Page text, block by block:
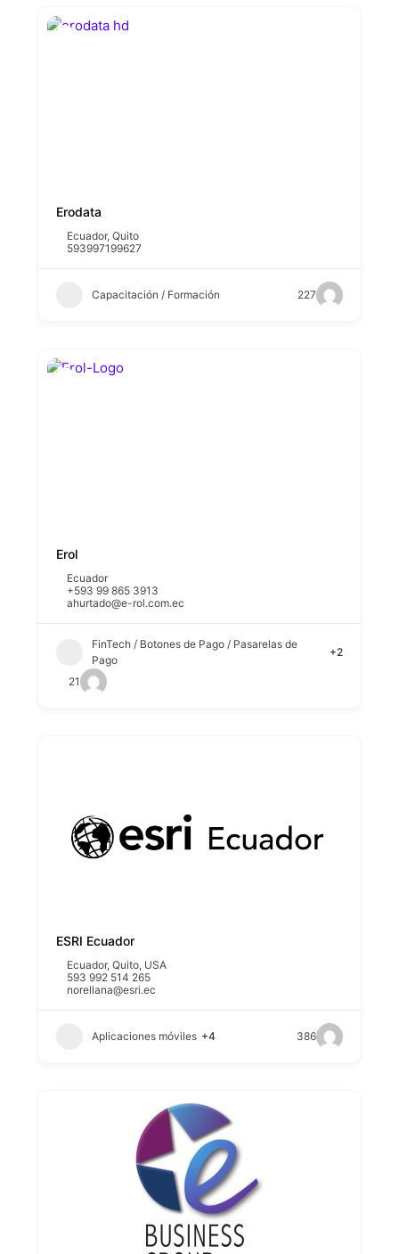
Erodata
Ecuador,Quito
593997199627
Capacitación / Formación 227
Erol
Ecuador
+593 99 865 3913
ahurtado@e-rol.com.ec
FinTech / Botones de Pago / Pasarelas de
Pago
+2
21
ESRI Ecuador
Ecuador,Quito, USA
593 992 514 265
norellana@esri.ec
Aplicaciones móviles +4 386